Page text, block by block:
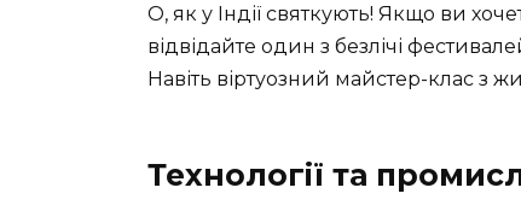
О, як у Індії святкують! Якщо ви
відвідайте один з безлічі
Навіть віртуозний майстер-клас з
Технології та